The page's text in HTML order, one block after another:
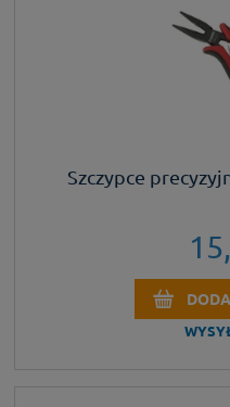
Szczypce